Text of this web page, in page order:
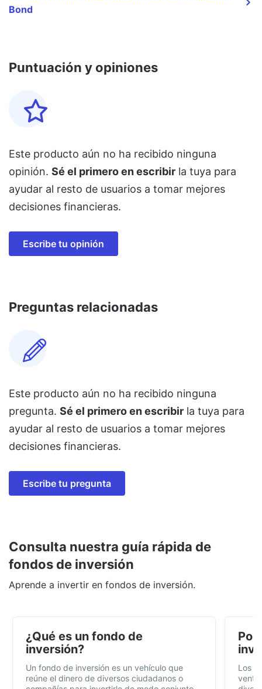
Bond
Puntuación y opiniones
Este producto aún no ha recibido ninguna
opinión. Sé el primero en escribir la tuya para
ayudar al resto de usuarios a tomar mejores
decisiones financieras.
Escribe tu opinión
Preguntas relacionadas
Este producto aún no ha recibido ninguna
pregunta. Sé el primero en escribir la tuya para
ayudar al resto de usuarios a tomar mejores
decisiones financieras.
Escribe tu pregunta
Consulta nuestra guía rápida de
fondos de inversión
Aprende a invertir en fondos de inversión.
¿Qué es un fondo de
inversión?
Un fondo de inversión es un vehículo que
reúne el dinero de diversos ciudadanos o
Por
Los